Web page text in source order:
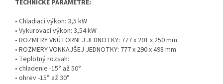
TECHNICKÉ PARAMETRE:
• Chladiaci výkon: 3,5 kW
• Vykurovací výkon: 3,54 kW
• ROZMERY VNÚTORNEJ JEDNOTKY: 777 x 201 x 250 mm
• ROZMERY VONKAJŠEJ JEDNOTKY: 777 x 290 x 498 mm
• Teplotný rozsah:
• chladenie -15° až 50°
• ohrev -15° až 30°